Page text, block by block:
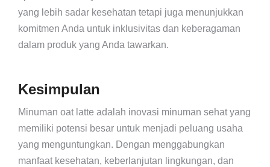
yang lebih sadar kesehatan tetapi juga menunjukkan
komitmen Anda untuk inklusivitas dan keberagaman
dalam produk yang Anda tawarkan.
Kesimpulan
Minuman oat latte adalah inovasi minuman sehat yang
memiliki potensi besar untuk menjadi peluang usaha
yang menguntungkan. Dengan menggabungkan
manfaat kesehatan, keberlanjutan lingkungan, dan